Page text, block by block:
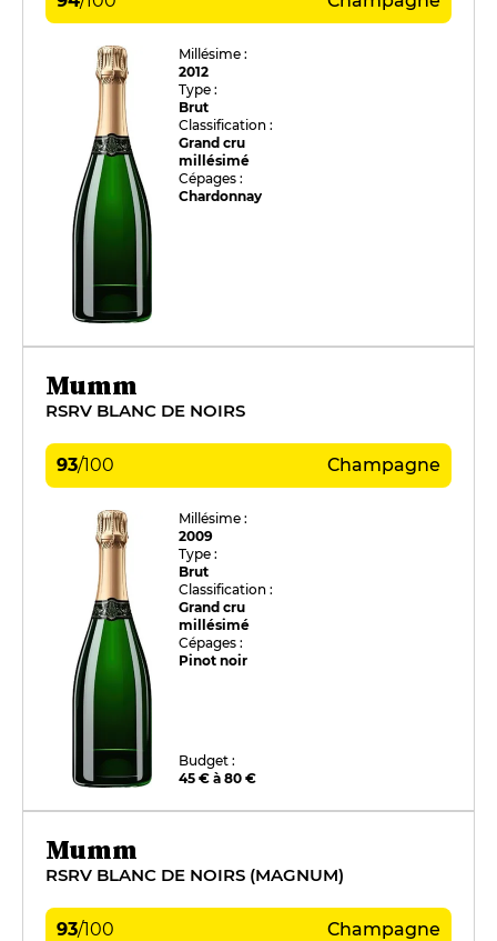
Millésime :
2012
Type :
Brut
Classification :
Grand cru
millésimé
Cépages :
Chardonnay
Mumm
RSRV BLANC DE NOIRS
93/100 Champagne
Millésime :
2009
Type :
Brut
Classification :
Grand cru
millésimé
Cépages :
Pinot noir
Budget :
45 € à 80 €
Mumm
RSRV BLANC DE NOIRS (MAGNUM)
93/100 Champagne